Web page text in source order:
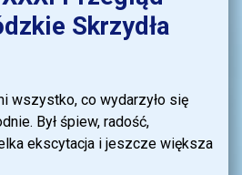
Skrzydła
wszystko, co wydarzyło się
Był śpiew, radość,
ekscytacja i jeszcze większa